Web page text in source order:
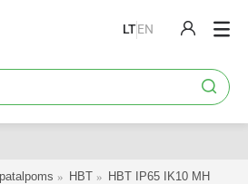
LTEN
HBT HBT IP65 IK10 MH